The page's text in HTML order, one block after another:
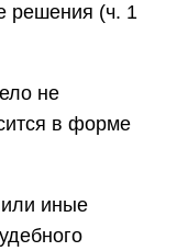
решения (ч. 1
не
в форме
иные